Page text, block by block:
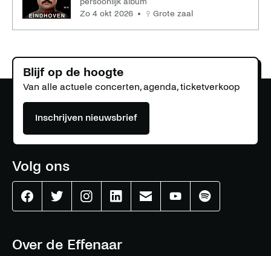
zo 4 okt 2026
Grote zaal
Over de Effenaar
Blijf op de hoogte
Van alle actuele concerten, agenda, ticketverkoop
Inschrijven nieuwsbrief
Volg ons
EffenaarEffenaarEffenaarEffenaarEffenaarEffenaarEffenaar